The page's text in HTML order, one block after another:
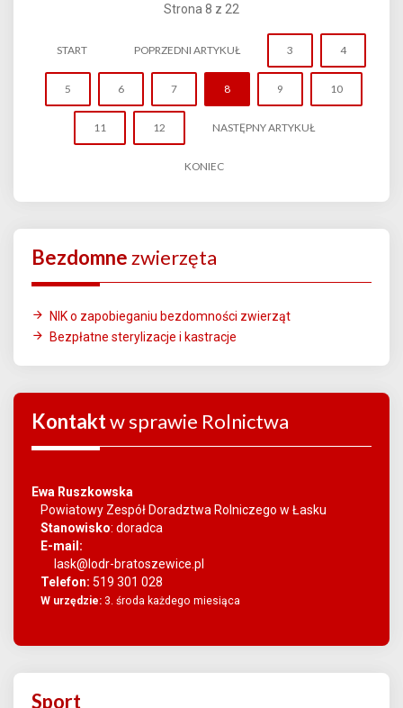
Strona 8 z 22
START POPRZEDNI ARTYKUŁ 3 4
5 6 7 8 9 10
11 12 NASTĘPNY ARTYKUŁ
KONIEC
Bezdomnezwierzęta
NIK o zapobieganiu bezdomności zwierząt
Bezpłatne sterylizacje i kastracje
Kontaktw sprawie Rolnictwa
Ewa Ruszkowska
Powiatowy Zespół Doradztwa Rolniczego w Łasku
Stanowisko: doradca
E-mail:
lask@lodr-bratoszewice.pl
Telefon: 519 301 028
W urzędzie: 3. środa każdego miesiąca
Sport